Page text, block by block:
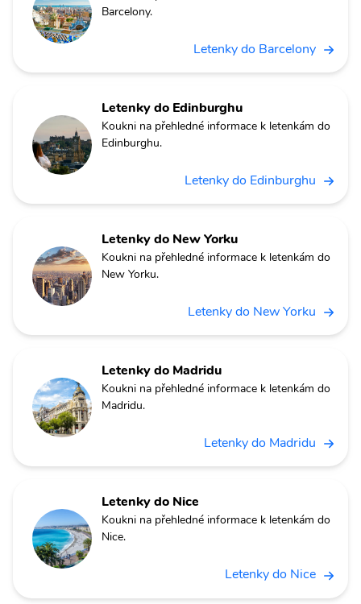
Barcelony.
Letenky do Barcelony
Letenky do Edinburghu
Koukni na přehledné informace k letenkám do
Edinburghu.
Letenky do Edinburghu
Letenky do New Yorku
Koukni na přehledné informace k letenkám do
New Yorku.
Letenky do New Yorku
Letenky do Madridu
Koukni na přehledné informace k letenkám do
Madridu.
Letenky do Madridu
Letenky do Nice
Koukni na přehledné informace k letenkám do
Nice.
Letenky do Nice